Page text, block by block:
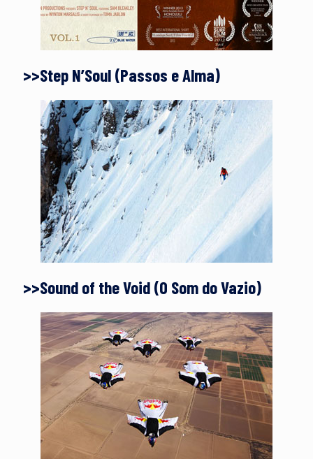
>>Step N’Soul (Passos e Alma)
>>Sound of the Void (O Som do Vazio)